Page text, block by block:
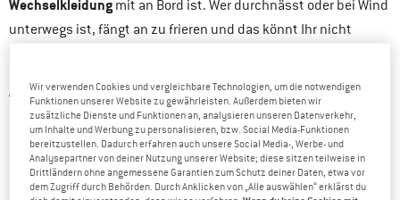
Wechselkleidung mit an Bord ist. Wer durchnässt oder bei Wind
unterwegs ist, fängt an zu frieren und das könnt Ihr nicht
Allgemeine Tipps zu Outdoorbekleidung für Kinder findest Du in
unsererKaufberatung.
Um sich immer wieder an schöne, gemeinsame Aktionen zu
erinnern, lohnt es sich,Fotoapparatoder Handy mitKamera
Wir verwenden Cookies und vergleichbare Technologien, um die notwendigen
Funktionen unserer Website zu gewährleisten. Außerdem bieten wir
zusätzliche Dienste und Funktionen an, analysieren unseren Datenverkehr,
um Inhalte und Werbung zu personalisieren, bzw. Social Media-Funktionen
bereitzustellen. Dadurch erfahren auch unsere Social Media-, Werbe- und
Analysepartner von deiner Nutzung unserer Website; diese sitzen teilweise in
Drittländern ohne angemessene Garantien zum Schutz deiner Daten, etwa vor
dem Zugriff durch Behörden. Durch Anklicken von „Alle auswählen“ erklärst du